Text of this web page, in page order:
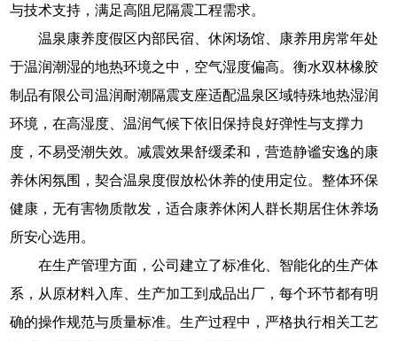
与技术支持，满足高阻尼隔震工程需求。
温泉康养度假区内部民宿、休闲场馆、康养用房常年处
于温润潮湿的地热环境之中，空气湿度偏高。衡水双林橡胶
制品有限公司温润耐潮隔震支座适配温泉区域特殊地热湿润
环境，在高湿度、温润气候下依旧保持良好弹性与支撑力
度，不易受潮失效。减震效果舒缓柔和，营造静谧安逸的康
养休闲氛围，契合温泉度假放松休养的使用定位。整体环保
健康，无有害物质散发，适合康养休闲人群长期居住休养场
所安心选用。
在生产管理方面，公司建立了标准化、智能化的生产体
系，从原材料入库、生产加工到成品出厂，每个环节都有明
确的操作规范与质量标准。生产过程中，严格执行相关工艺